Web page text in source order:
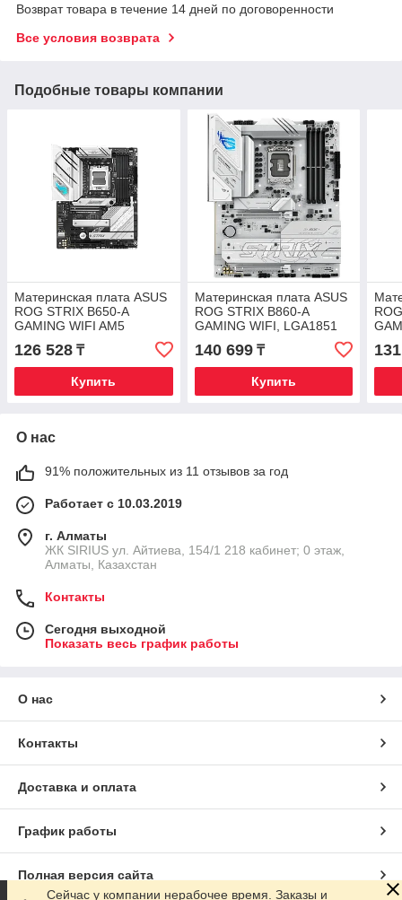
Возврат товара в течение 14 дней по договоренности
Все условия возврата
Подобные товары компании
Материнская плата ASUS
ROG STRIX B650-A
GAMING WIFI AM5
4xDDR5 4xSATA3 Raid
3xM.2 HDMI DP ATX
126 528 ₸
Купить
Материнская плата ASUS
ROG STRIX B860-A
GAMING WIFI, LGA1851
B860 4xDDR5 4xSATA
4xM.2 HDMI DP ATX
140 699₸
Купить
О нас
91% положительных из 11 отзывов за год
Работает с 10.03.2019
г. Алматы
​ЖК SIRIUS​ ул. Айтиева, 154/1​ 218 кабинет; 0 этаж,
Алматы, Казахстан
Контакты
Сегодня выходной
Показать весь график работы
О нас
Контакты
Доставка и оплата
График работы
Полная версия сайта
Сейчас у компании нерабочее время. Заказы и